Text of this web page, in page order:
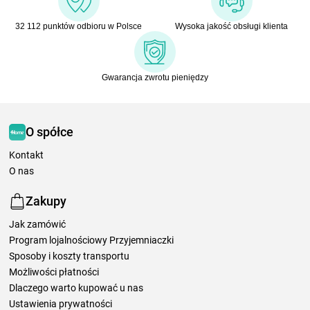
32 112 punktów odbioru w Polsce Wysoka jakość obsługi klienta
Gwarancja zwrotu pieniędzy
O spółce
Kontakt
O nas
Zakupy
Jak zamówić
Program lojalnościowy Przyjemniaczki
Sposoby i koszty transportu
Możliwości płatności
Dlaczego warto kupować u nas
Ustawienia prywatności